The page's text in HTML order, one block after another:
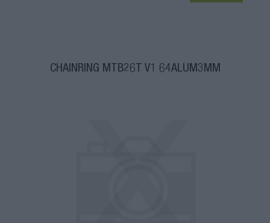
CHAINRING MTB26T V1 64ALUM3MM